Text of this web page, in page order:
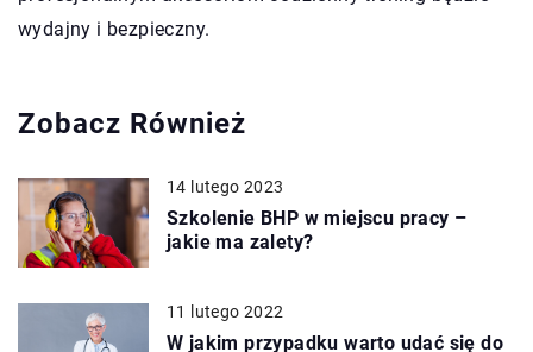
wydajny i bezpieczny.
Zobacz Również
14 lutego 2023
Szkolenie BHP w miejscu pracy –
jakie ma zalety?
11 lutego 2022
W jakim przypadku warto udać się do